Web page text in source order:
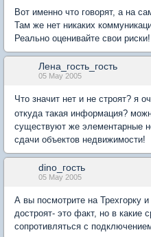
Вот именно что говорят, а на
Там же нет никаких
Реально оценивайте свои риски!
Лена_гость_гость
05 May 2005
Что значит нет и не строят? я
откуда такая информация?
существуют же элементарные
сдачи объектов недвижимости!
dino_гость
05 May 2005
А вы посмотрите на Трехгорку
достроят- это факт, но в какие
сопротивляться с